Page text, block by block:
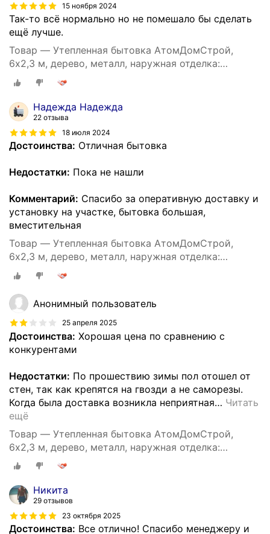
15 ноября 2024
Так-то всё нормально но не помешало бы сделать
ещё лучше.
Товар — Утепленная бытовка АтомДомСтрой,
6х2,3 м, дерево, металл, наружная отделка:
профлист
Надежда Надежда
22 отзыва
18 июля 2024
Достоинства: Отличная бытовка
Недостатки: Пока не нашли
Комментарий: Спасибо за оперативную доставку и
установку на участке, бытовка большая,
вместительная
Товар — Утепленная бытовка АтомДомСтрой,
6х2,3 м, дерево, металл, наружная отделка:
профлист
Анонимный пользователь
25 апреля 2025
Достоинства: Хорошая цена по сравнению с
конкурентами
Недостатки: По прошествию зимы пол отошел от
стен, так как крепятся на гвозди а не саморезы.
Когда была доставка возникла неприятная… Читать
ещё
Товар — Утепленная бытовка АтомДомСтрой,
6х2,3 м, дерево, металл, наружная отделка:
профлист
Никита
29 отзывов
23 октября 2025
Достоинства: Все отлично! Спасибо менеджеру и